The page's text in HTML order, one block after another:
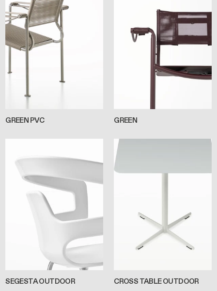
GREEN PVC GREEN
SEGESTA OUTDOOR CROSS TABLE OUTDOOR